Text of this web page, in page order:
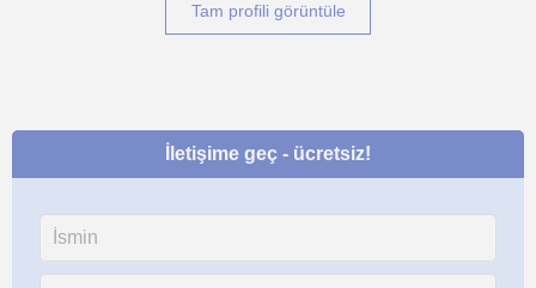
Tam profili görüntüle
İletişime geç - ücretsiz!